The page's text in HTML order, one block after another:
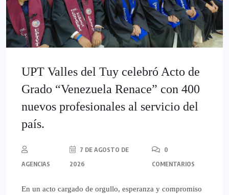
UPT Valles del Tuy celebró Acto de
Grado “Venezuela Renace” con 400
nuevos profesionales al servicio del
país.
AGENCIAS
7 DE AGOSTO DE
2026
0
COMENTARIOS
En un acto cargado de orgullo, esperanza y compromiso